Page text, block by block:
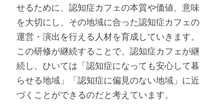
せるために、認知症カフェの本質や価値、意味
を大切にし、その地域に合った認知症カフェの
運営・演出を行える人材を育成していきます。
この研修が継続することで、認知症カフェが継
続し、ひいては「認知症になっても安心して暮
らせる地域」「認知症に偏見のない地域」に近
づくことができるのだと考えています。